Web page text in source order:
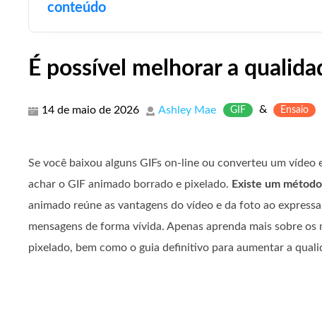
conteúdo
É possível melhorar a
14 de maio de 2026 Ashley Mae GIF & Ensaio
Se você baixou alguns GIFs on-line ou converteu um vídeo
achar o GIF animado borrado e pixelado. Existe um
animado reúne as vantagens do vídeo e da foto ao
mensagens de forma vívida. Apenas aprenda mais sobre
pixelado, bem como o guia definitivo para aumentar a